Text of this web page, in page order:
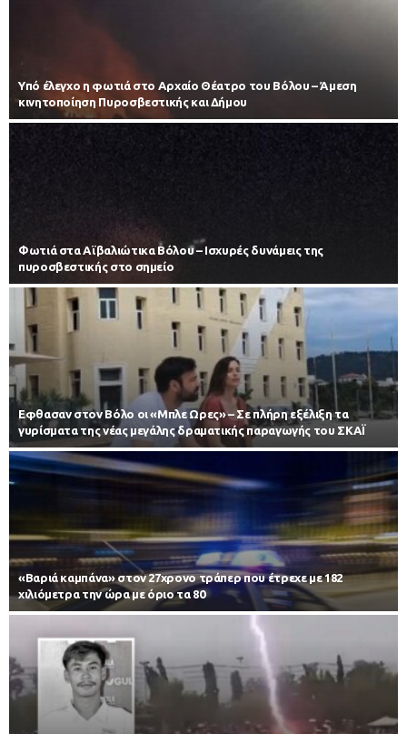
Υπό έλεγχο η φωτιά στο Αρχαίο Θέατρο του Βόλου – Άμεση
κινητοποίηση Πυροσβεστικής και Δήμου
Φωτιά στα Αϊβαλιώτικα Βόλου – Ισχυρές δυνάμεις της
πυροσβεστικής στο σημείο
Εφθασαν στον Βόλο οι «Μπλε Ωρες» – Σε πλήρη εξέλιξη τα
γυρίσματα της νέας μεγάλης δραματικής παραγωγής του ΣΚΑΪ
«Βαριά καμπάνα» στον 27χρονο τράπερ που έτρεχε με 182
χιλιόμετρα την ώρα με όριο τα 80